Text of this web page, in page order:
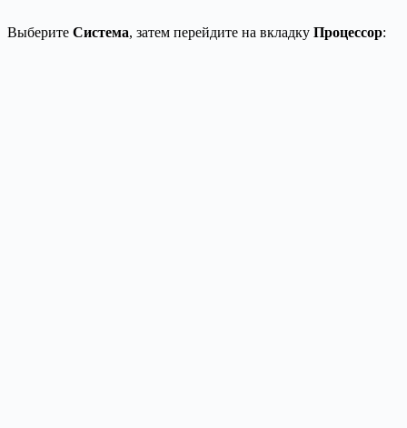
Выберите Система, затем перейдите на вкладку Процессор: